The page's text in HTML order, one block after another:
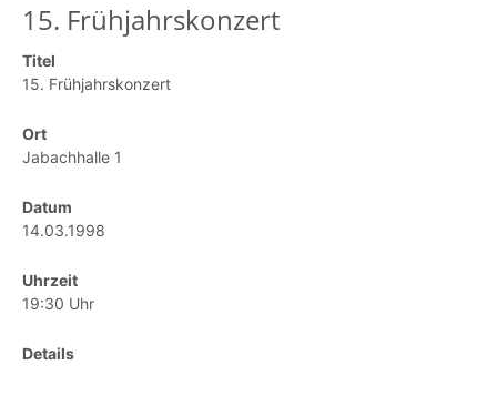
15. Frühjahrskonzert
Titel
15. Frühjahrskonzert
Ort
Jabachhalle 1
Datum
14.03.1998
Uhrzeit
19:30 Uhr
Details